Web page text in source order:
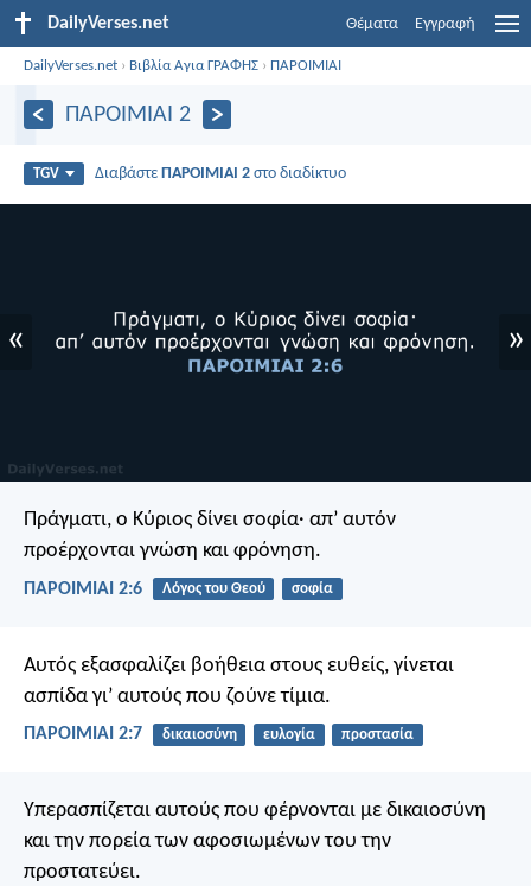
DailyVerses.net Θέματα Εγγραφή
DailyVerses.net › Βιβλία Αγια ΓΡΑΦΗΣ › ΠΑΡΟΙΜΙΑΙ
ΠΑΡΟΙΜΙΑΙ 2
TGV Διαβάστε ΠΑΡΟΙΜΙΑΙ 2 στο διαδίκτυο
« »
Πράγματι, ο Κύριος δίνει σοφία· απ’ αυτόν
προέρχονται γνώση και φρόνηση.
ΠΑΡΟΙΜΙΑΙ 2:6 Λόγος του Θεού σοφία
Αυτός εξασφαλίζει βοήθεια στους ευθείς, γίνεται
ασπίδα γι’ αυτούς που ζούνε τίμια.
ΠΑΡΟΙΜΙΑΙ 2:7 δικαιοσύνη ευλογία προστασία
Υπερασπίζεται αυτούς που φέρνονται με δικαιοσύνη
και την πορεία των αφοσιωμένων του την
προστατεύει.